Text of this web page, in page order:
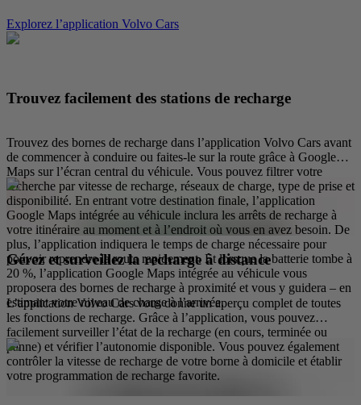
Explorez l’application Volvo Cars
Trouvez facilement des stations de recharge
Trouvez des bornes de recharge dans l’application Volvo Cars avant
de commencer à conduire ou faites-le sur la route grâce à Google
Maps sur l’écran central du véhicule. Vous pouvez filtrer votre
recherche par vitesse de recharge, réseaux de charge, type de prise et
disponibilité. En entrant votre destination finale, l’application
Google Maps intégrée au véhicule inclura les arrêts de recharge à
votre itinéraire au moment et à l’endroit où vous en avez besoin. De
plus, l’application indiquera le temps de charge nécessaire pour
pouvoir reprendre la route rapidement. Et lorsque la batterie tombe à
20 %, l’application Google Maps intégrée au véhicule vous
proposera des bornes de recharge à proximité et vous y guidera – en
estimant votre niveau de charge à l’arrivée.
Gérez et surveillez la recharge à distance
L’application Volvo Cars vous donne un aperçu complet de toutes
les fonctions de recharge. Grâce à l’application, vous pouvez
facilement surveiller l’état de la recharge (en cours, terminée ou
panne) et vérifier l’autonomie disponible. Vous pouvez également
contrôler la vitesse de recharge de votre borne à domicile et établir
votre programmation de recharge favorite.